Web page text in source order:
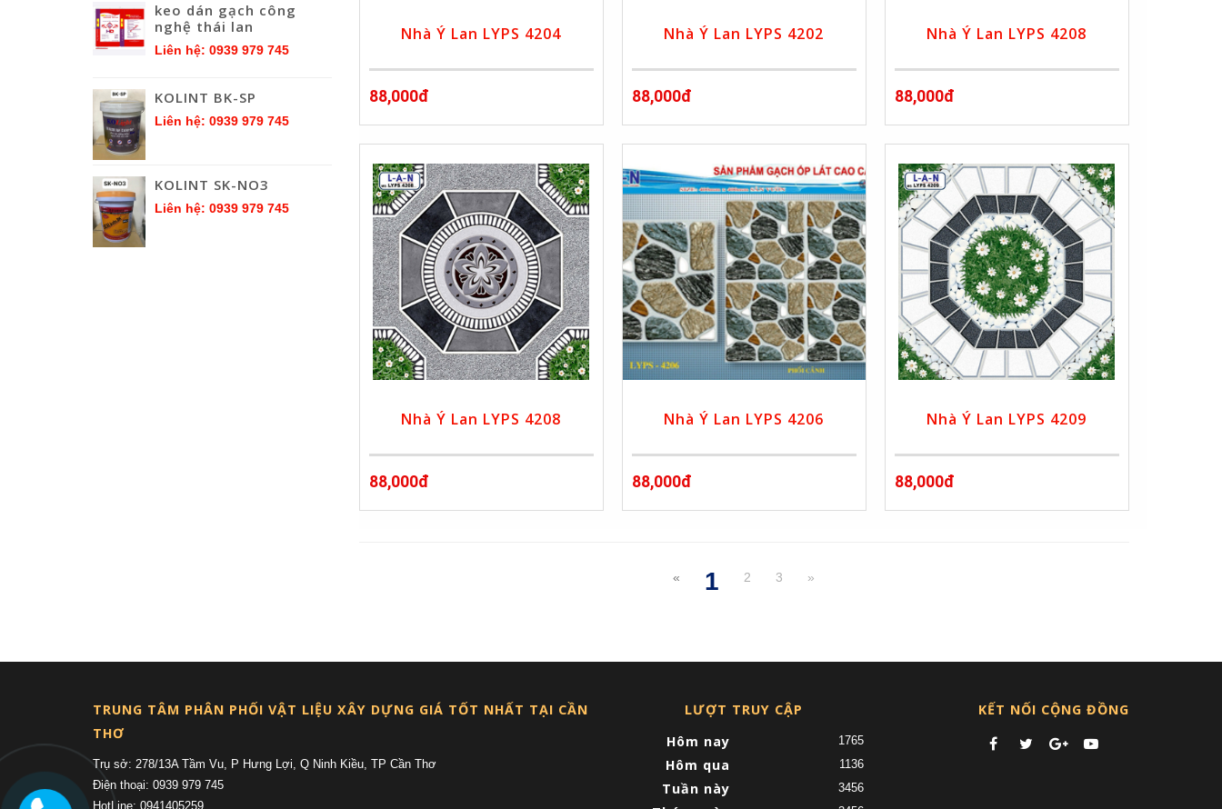
keo dán gạch công
nghệ thái lan
Liên hệ: 0939 979 745
KOLINT BK-SP
Liên hệ: 0939 979 745
KOLINT SK-NO3
Liên hệ: 0939 979 745
Nhà Ý Lan LYPS 4204
88,000đ
Nhà Ý Lan LYPS 4202
88,000đ
Nhà Ý Lan LYPS 4208
88,000đ
Nhà Ý Lan LYPS 4208
88,000đ
Nhà Ý Lan LYPS 4206
88,000đ
Nhà Ý Lan LYPS 4209
88,000đ
«
1
2 3 »
TRUNG TÂM PHÂN PHỐI VẬT LIỆU XÂY DỰNG GIÁ TỐT NHẤT TẠI CẦN
THƠ
Trụ sở: 278/13A Tầm Vu, P Hưng Lợi, Q Ninh Kiều, TP Cần Thơ
Điện thoại: 0939 979 745
HotLine: 0941405259
LƯỢT TRUY CẬP
Hôm nay
1765
Hôm qua 1136
Tuần này 3456
KẾT NỐI CỘNG ĐỒNG